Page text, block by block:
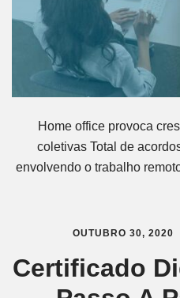
Home office provoca
coletivas Total de
envolvendo o trabalho
OUTUBRO 30, 2020
Certificado